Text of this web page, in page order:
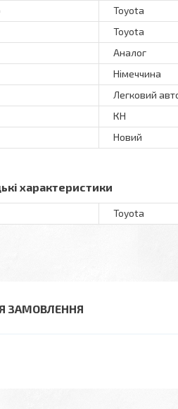
Toyota
Toyota
Аналог
Німеччина
Легковий
КН
Новий
характеристики
Toyota
ЗАМОВЛЕННЯ